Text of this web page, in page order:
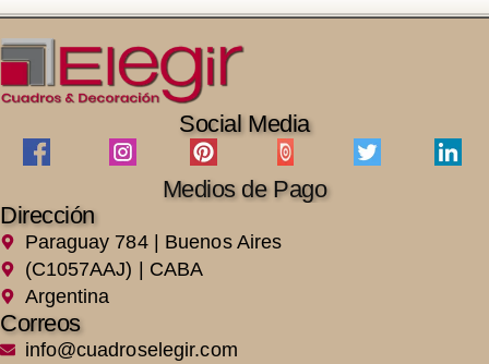
Social Media
Medios de Pago
Dirección
Paraguay 784 | Buenos Aires
(C1057AAJ) | CABA
Argentina
Correos
info@cuadroselegir.com